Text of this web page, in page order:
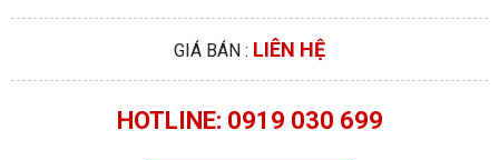
GIÁ BÁN : LIÊN HỆ
HOTLINE: 0919 030 699